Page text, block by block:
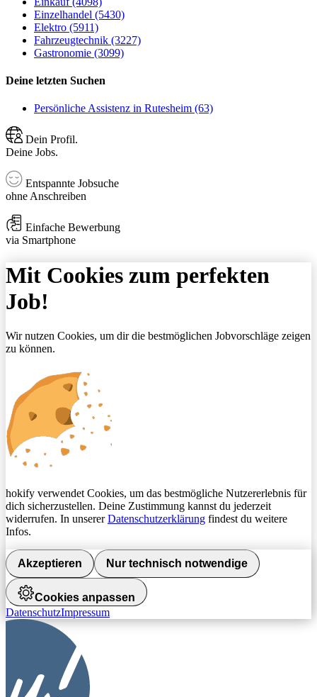
Einzelhandel (5430)
Elektro (5911)
Fahrzeugtechnik (3227)
Gastronomie (3099)
Deine letzten Suchen
Persönliche Assistenz in Rutesheim (63)
Dein Profil.
Deine Jobs.
Entspannte Jobsuche
ohne Anschreiben
Einfache Bewerbung
via Smartphone
Mit Cookies zum perfekten
Job!
Wir nutzen Cookies, um dir die bestmöglichen Jobvorschläge zeigen
zu können.
hokify verwendet Cookies, um das bestmögliche Nutzererlebnis für
dich sicherzustellen. Deine Zustimmung kannst du jederzeit
widerrufen. In unsererDatenschutzerklärung findest du weitere
Infos.
Akzeptieren Nur technisch notwendige
Cookies anpassen
DatenschutzImpressum